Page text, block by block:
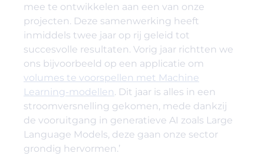
mee te ontwikkelen aan een van onze
projecten. Deze samenwerking heeft
inmiddels twee jaar op rij geleid tot
succesvolle resultaten. Vorig jaar richtten we
ons bijvoorbeeld op een applicatie om
volumes te voorspellen met Machine
Learning-modellen. Dit jaar is alles in een
stroomversnelling gekomen, mede dankzij
de vooruitgang in generatieve AI zoals Large
Language Models, deze gaan onze sector
grondig hervormen.’